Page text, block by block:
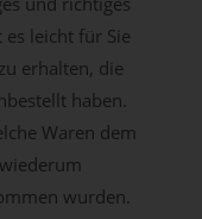
es leicht für Sie
erhalten, die
haben.
Waren dem
wurden.